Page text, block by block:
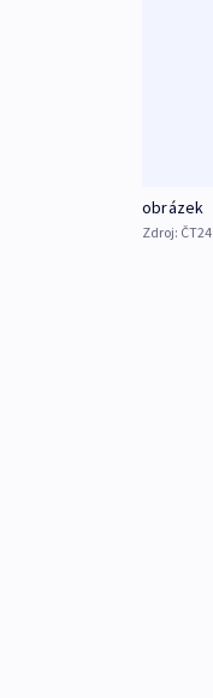
obrázek
Zdroj: ČT24